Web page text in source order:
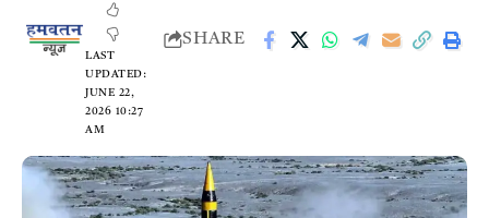
LAST
UPDATED:
JUNE 22,
2026 10:27
AM
SHARE